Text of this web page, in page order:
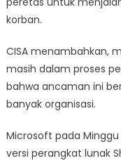
korban.
CISA menambahkan,
masih dalam proses
bahwa ancaman ini
banyak organisasi.
Microsoft pada
versi perangkat lunak